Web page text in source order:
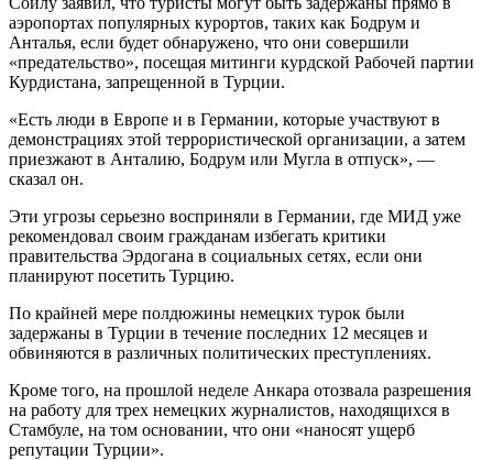
аэропортах популярных курортов, таких как Бодрум и
Анталья, если будет обнаружено, что они совершили
«предательство», посещая митинги курдской Рабочей партии
Курдистана, запрещенной в Турции.
«Есть люди в Европе и в Германии, которые участвуют в
демонстрациях этой террористической организации, а затем
приезжают в Анталию, Бодрум или Мугла в отпуск», —
сказал он.
Эти угрозы серьезно восприняли в Германии, где МИД уже
рекомендовал своим гражданам избегать критики
правительства Эрдогана в социальных сетях, если они
планируют посетить Турцию.
По крайней мере полдюжины немецких турок были
задержаны в Турции в течение последних 12 месяцев и
обвиняются в различных политических преступлениях.
Кроме того, на прошлой неделе Анкара отозвала разрешения
на работу для трех немецких журналистов, находящихся в
Стамбуле, на том основании, что они «наносят ущерб
репутации Турции».